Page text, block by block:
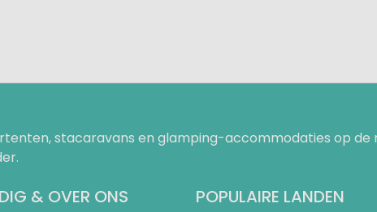
stacaravans en glamping-accommodaties op de
& OVER ONS POPULAIRE LANDEN